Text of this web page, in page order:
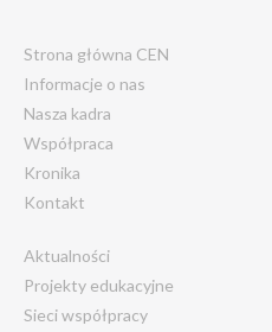
Strona główna CEN
Informacje o nas
Nasza kadra
Współpraca
Kronika
Kontakt
Aktualności
Projekty edukacyjne
Sieci współpracy